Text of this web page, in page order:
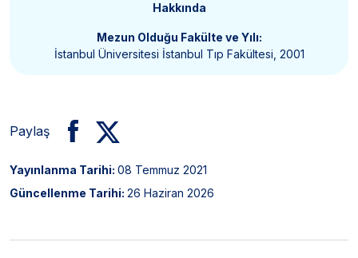
Hakkında
Mezun Olduğu Fakülte ve Yılı:
İstanbul Üniversitesi İstanbul Tıp Fakültesi, 2001
Paylaş
Yayınlanma Tarihi: 08 Temmuz 2021
Güncellenme Tarihi: 26 Haziran 2026